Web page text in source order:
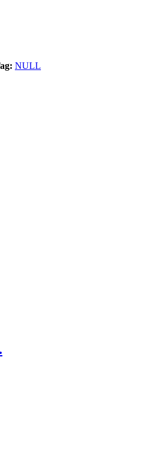
NULL